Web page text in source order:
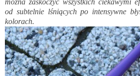
można zaskoczyć wszystkich ciekawymi
od subtelnie lśniących po intensywne
kolorach.